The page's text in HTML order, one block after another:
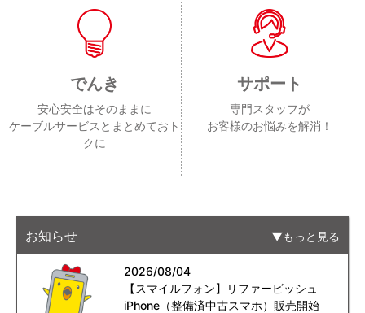
でんき
安心安全はそのままに
ケーブルサービスとまとめておト
クに
サポート
専門スタッフが
お客様のお悩みを解消！
お知らせ もっと見る
2026/08/04
【スマイルフォン】リファービッシュ
iPhone（整備済中古スマホ）販売開始